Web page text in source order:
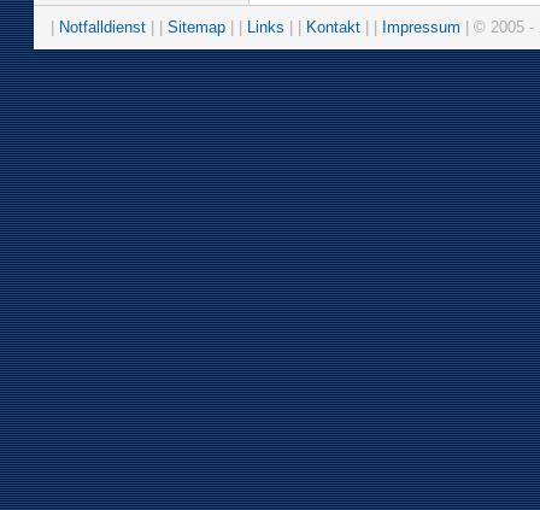
Notfalldienst Sitemap Links Kontakt Impressum | © 2005 -